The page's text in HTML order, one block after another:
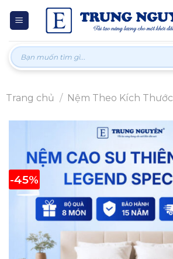
Tìm
kiếm:
Trang chủ / Nệm Theo Kích Thước
-45%